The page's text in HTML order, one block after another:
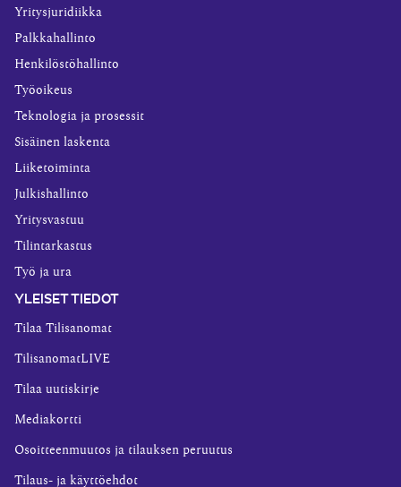
Yritysjuridiikka
Palkkahallinto
Henkilöstöhallinto
Työoikeus
Teknologia ja prosessit
Sisäinen laskenta
Liiketoiminta
Julkishallinto
Yritysvastuu
Tilintarkastus
Työ ja ura
YLEISET TIEDOT
Tilaa Tilisanomat
TilisanomatLIVE
Tilaa uutiskirje
Mediakortti
Osoitteenmuutos ja tilauksen peruutus
Tilaus- ja käyttöehdot